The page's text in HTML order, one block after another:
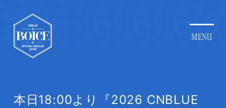
本日18:00より『2026 CNBLUE